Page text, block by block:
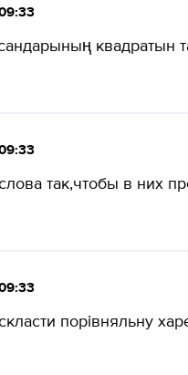
квадратын
так,чтобы в них
порівняльну